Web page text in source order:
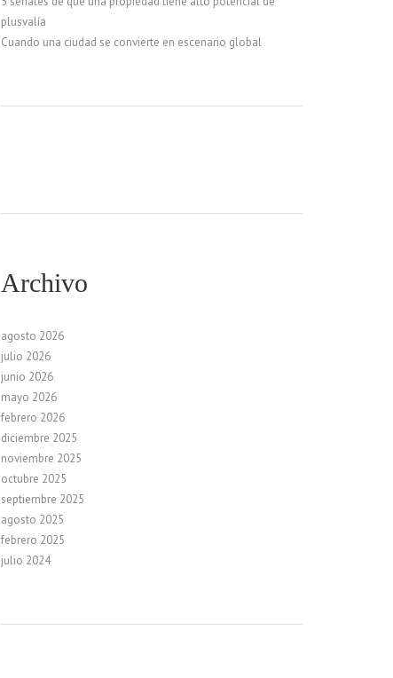
plusvalía
Cuando una ciudad se convierte en escenario global
Archivo
agosto 2026
julio 2026
junio 2026
mayo 2026
febrero 2026
diciembre 2025
noviembre 2025
octubre 2025
septiembre 2025
agosto 2025
febrero 2025
julio 2024